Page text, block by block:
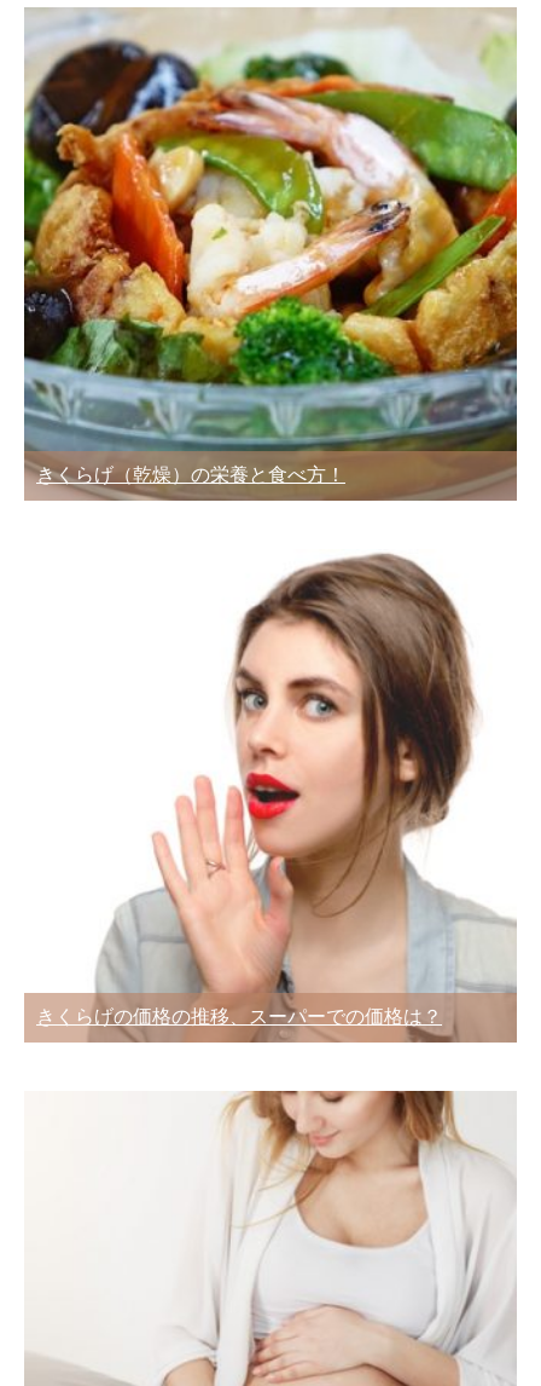
きくらげ（乾燥）の栄養と食べ方！
きくらげの価格の推移、スーパーでの価格は？